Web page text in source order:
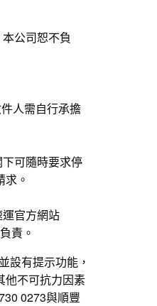
公司恕不負
人需自行承擔
可隨時要求停
。
官方網站
責。
設有提示功能，
他不可抗力因素
0273與順豐